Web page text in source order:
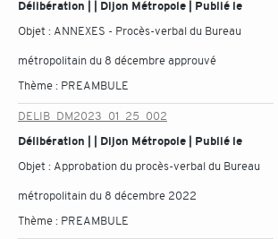
Délibération | | Dijon Métropole | Publié le
Objet : ANNEXES - Procès-verbal du Bureau
métropolitain du 8 décembre approuvé
Thème : PREAMBULE
DELIB_DM2023_01_25_002
Délibération | | Dijon Métropole | Publié le
Objet : Approbation du procès-verbal du Bureau
métropolitain du 8 décembre 2022
Thème : PREAMBULE